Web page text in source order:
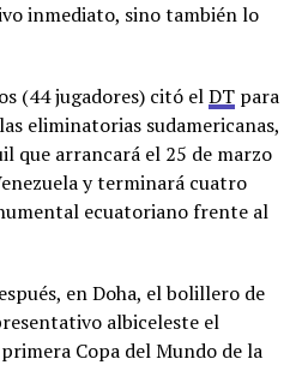
inmediato, sino también lo
(44 jugadores) citó elDTpara
eliminatorias sudamericanas,
que arrancará el 25 de marzo
y terminará cuatro
ecuatoriano frente al
en Doha, el bolillero de
albiceleste el
Copa del Mundo de la